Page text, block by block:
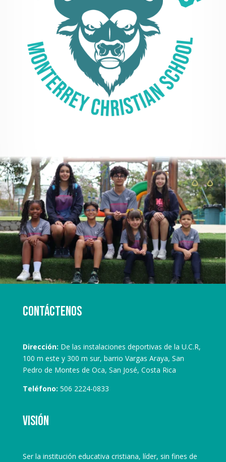
Contáctenos
Dirección: De las instalaciones deportivas de la U.C.R,
100 m este y 300 m sur, barrio Vargas Araya, San
Pedro de Montes de Oca, San José, Costa Rica
Teléfono: 506 2224-0833
Visión
Ser la institución educativa cristiana, líder, sin fines de